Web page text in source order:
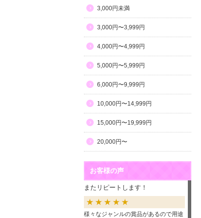
3,000円未満
3,000円〜3,999円
4,000円〜4,999円
5,000円〜5,999円
6,000円〜9,999円
10,000円〜14,999円
15,000円〜19,999円
20,000円〜
お客様の声
またリピートします！
様々なジャンルの賞品があるので用途